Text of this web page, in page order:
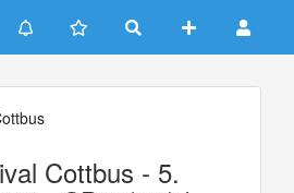
Cottbus - 5.